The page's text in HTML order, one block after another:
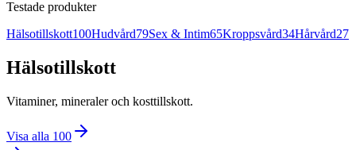
Testade produkter
Hälsotillskott100Hudvård79Sex & Intim65Kroppsvård34Hårvård27
Hälsotillskott
Vitaminer, mineraler och kosttillskott.
Visa alla 100